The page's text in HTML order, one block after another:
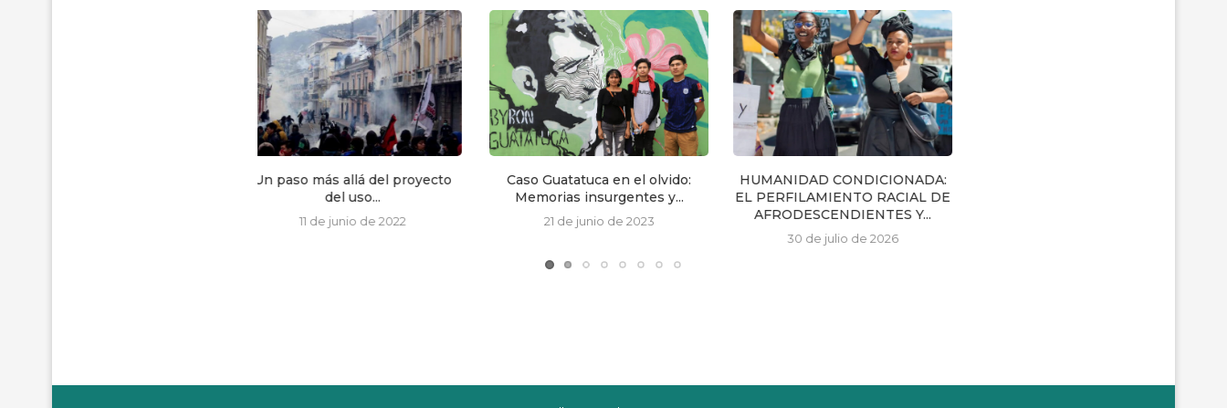
Caso Guatatuca en el olvido:
Memorias insurgentes y...
21 de junio de 2023
HUMANIDAD CONDICIONADA:
EL PERFILAMIENTO RACIAL DE
AFRODESCENDIENTES Y...
Entre realidades y privilegios
24 de noviembre de 2023